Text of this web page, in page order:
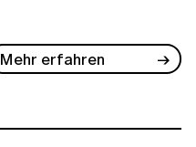
Mehr erfahren